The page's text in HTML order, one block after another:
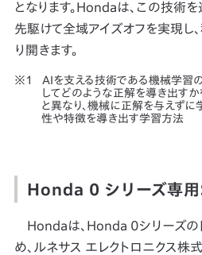
となります。Hondaは、この技術
先駆けて全域アイズオフを実現し
り開きます。
AIを支える技術である機械学習
してどのような正解を導き出すか
と異なり、機械に正解を与えずに
性や特徴を導き出す学習方法
Honda 0 シリーズ専
Hondaは、Honda 0シリーズの
め、ルネサス エレクトロニクス株式